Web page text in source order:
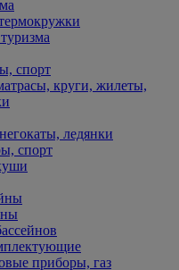
спорт
круги, жилеты,
ледянки
спорт
приборы, газ